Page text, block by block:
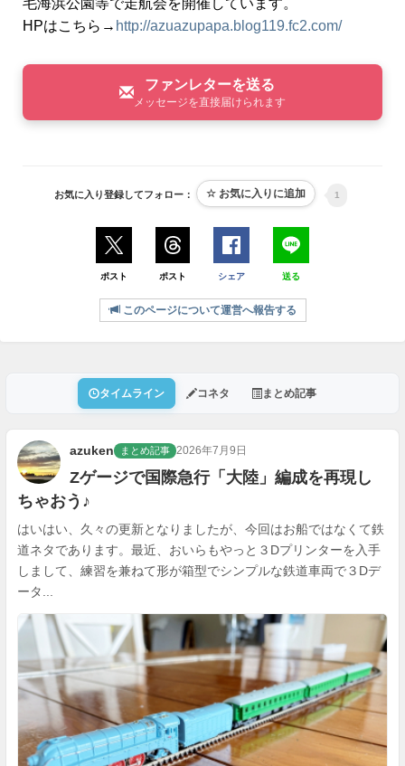
HPはこちら→ http://azuazupapa.blog119.fc2.com/
ファンレターを送る
メッセージを直接届けられます
お気に入り登録してフォロー： 1
ポスト ポスト シェア 送る
このページについて運営へ報告する
タイムライン コネタ まとめ記事